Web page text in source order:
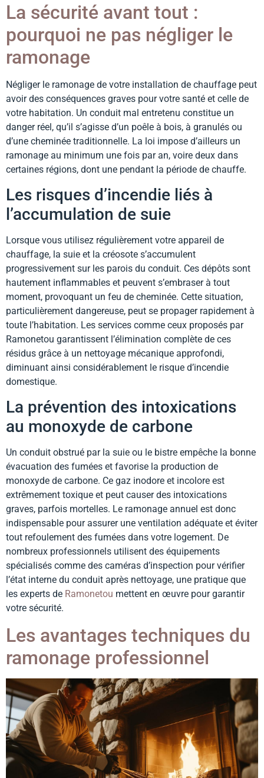
La sécurité avant tout :
pourquoi ne pas négliger le
ramonage
Négliger le ramonage de votre installation de chauffage peut
avoir des conséquences graves pour votre santé et celle de
votre habitation. Un conduit mal entretenu constitue un
danger réel, qu’il s’agisse d’un poêle à bois, à granulés ou
d’une cheminée traditionnelle. La loi impose d’ailleurs un
ramonage au minimum une fois par an, voire deux dans
certaines régions, dont une pendant la période de chauffe.
Les risques d’incendie liés à
l’accumulation de suie
Lorsque vous utilisez régulièrement votre appareil de
chauffage, la suie et la créosote s’accumulent
progressivement sur les parois du conduit. Ces dépôts sont
hautement inflammables et peuvent s’embraser à tout
moment, provoquant un feu de cheminée. Cette situation,
particulièrement dangereuse, peut se propager rapidement à
toute l’habitation. Les services comme ceux proposés par
Ramonetou garantissent l’élimination complète de ces
résidus grâce à un nettoyage mécanique approfondi,
diminuant ainsi considérablement le risque d’incendie
domestique.
La prévention des intoxications
au monoxyde de carbone
Un conduit obstrué par la suie ou le bistre empêche la bonne
évacuation des fumées et favorise la production de
monoxyde de carbone. Ce gaz inodore et incolore est
extrêmement toxique et peut causer des intoxications
graves, parfois mortelles. Le ramonage annuel est donc
indispensable pour assurer une ventilation adéquate et éviter
tout refoulement des fumées dans votre logement. De
nombreux professionnels utilisent des équipements
spécialisés comme des caméras d’inspection pour vérifier
l’état interne du conduit après nettoyage, une pratique que
les experts de Ramonetou mettent en œuvre pour garantir
votre sécurité.
Les avantages techniques du
ramonage professionnel